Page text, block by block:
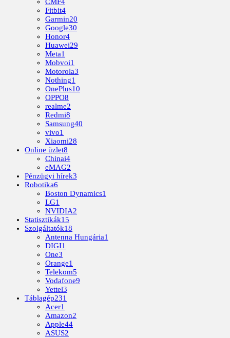
Fitbit4
Garmin20
Google30
Honor4
Huawei29
Meta1
Mobvoi1
Motorola3
Nothing1
OnePlus10
OPPO8
realme2
Redmi8
Samsung40
vivo1
Xiaomi28
Online üzlet8
Chinai4
eMAG2
Pénzügyi hírek3
Robotika6
Boston Dynamics1
LG1
NVIDIA2
Statisztikák15
Szolgáltatók18
Antenna Hungária1
DIGI1
One3
Orange1
Telekom5
Vodafone9
Yettel3
Táblagép231
Acer1
Amazon2
Apple44
ASUS2